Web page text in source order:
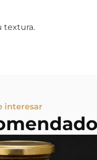
textura.
interesar